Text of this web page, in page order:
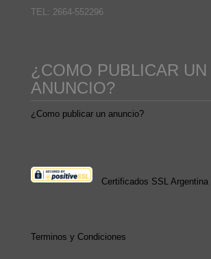
TEL: 2664-552296
¿COMO PUBLICAR UN
ANUNCIO?
¿Como publicar un anuncio?
Certificados SSL Argentina
Terminos y Condiciones